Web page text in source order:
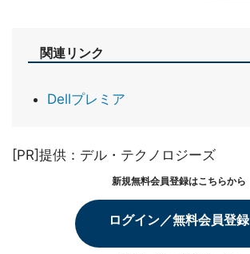
関連リンク
Dellプレミア
[PR]提供：デル・テクノロジーズ
新規無料会員登録はこちらから
ログイン／無料会員登録